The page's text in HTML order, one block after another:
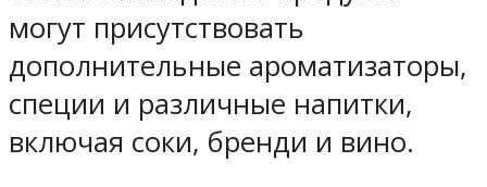
могут присутствовать
дополнительные ароматизаторы,
специи и различные напитки,
включая соки, бренди и вино.